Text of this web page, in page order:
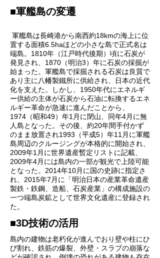
■軍艦島の変遷
軍艦島は長崎港から南西約18kmの海上に位
置する面積6.5haほどの小さな島で正式名は
端島。1810年（江戸時代後期）頃に石炭が
発見され、1870（明治3）年に石炭の採掘が
始まった。軍艦島で採掘される石炭は良質で
あり主に八幡製鐵所に供給され、日本の近代
化を支えた。しかし、1950年代にエネルギ
ー供給の主体が石炭から石油に転換するエネ
ルギー革命が急速に進んだことから、
1974（昭和49）年1月に閉山、同年4月に無
人島となった。その後、約20年間手付かず
のまま放置され1993（平成5）年11月に軍艦
島周辺のクルージングが本格的に開始され、
2009年1月に世界遺産暫定リストに記載、
2009年4月には島内の一部が観光で上陸可能
となった。2014年10月に国の史跡に指定さ
れ、2015年7月に「明治日本の産業革命遺産
製鉄・鉄鋼、造船、石炭産業」の構成施設の
一つ端島炭鉱として世界文化遺産に登録され
た。
■3D技術の活用
島内の建物は老朽化が進んでおり壁や柱にひ
び割れ、鉄筋の爆裂、外壁・スラブの崩落な